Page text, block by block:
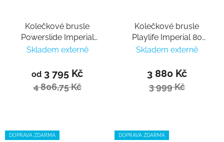
Kolečkové brusle
Powerslide Imperial
Darkteal 110
Skladem externě
od 3 795 Kč
4 806,75 Kč
Kolečkové brusle
Playlife Imperial 80
Fuchsia
Skladem externě
3 880 Kč
3 999 Kč
DOPRAVA ZDARMA DOPRAVA ZDARMA